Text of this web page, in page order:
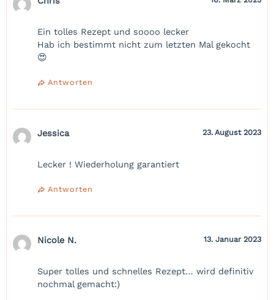
Ein tolles Rezept und soooo lecker
Hab ich bestimmt nicht zum letzten Mal gekocht
😍
Antworten
Jessica 23. August 2023
Lecker ! Wiederholung garantiert
Antworten
Nicole N. 13. Januar 2023
Super tolles und schnelles Rezept… wird definitiv
nochmal gemacht:)